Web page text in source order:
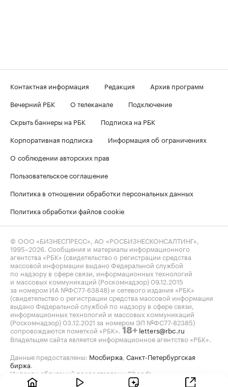
Контактная информация Редакция
Архив программ
Вечерний РБК
О телеканале
Подключение
Скрыть баннеры на РБК
Подписка на РБК
Корпоративная подписка
Информация об ограничениях
О соблюдении авторских прав
Пользовательское соглашение
Политика в отношении обработки персональных данных
Политика обработки файлов cookie
© ООО «БИЗНЕСПРЕСС», АО «РОСБИЗНЕСКОНСАЛТИНГ»,
1995–2026 . Сообщения и материалы информационного
агентства «РБК» (свидетельство о регистрации средства
массовой информации выдано Федеральной службой
по надзору в сфере связи, информационных технологий
и массовых коммуникаций (Роскомнадзор) 09.12.2015
за номером ИА №ФС77-63848) и сетевого издания «РБК»
(свидетельство о регистрации средства массовой информации
выдано Федеральной службой по надзору в сфере связи,
информационных технологий и массовых коммуникаций
(Роскомнадзор) 03.12.2021 за номером ЭЛ №ФС77-82385)
сопровождаются пометкой «РБК». 18+ letters@rbc.ru
Владельцем сайта является информационное агентство «РБК».
Данные предоставлены: Мосбиржа Санкт-Петербургская
биржа
Индексы облигаций предоставлены Cbonds.